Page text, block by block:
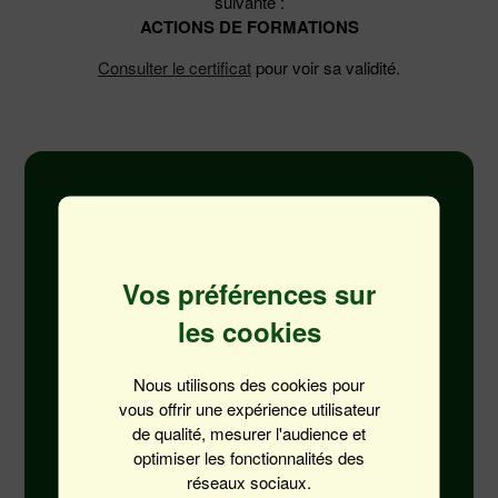
ACTIONS DE FORMATIONS
Consulter le certificat pour voir sa validité.
La satisfaction
86.5%
Vos préférences sur
les cookies
Nous utilisons des cookies pour
vous offrir une expérience utilisateur
de qualité, mesurer l'audience et
optimiser les fonctionnalités des
réseaux sociaux.